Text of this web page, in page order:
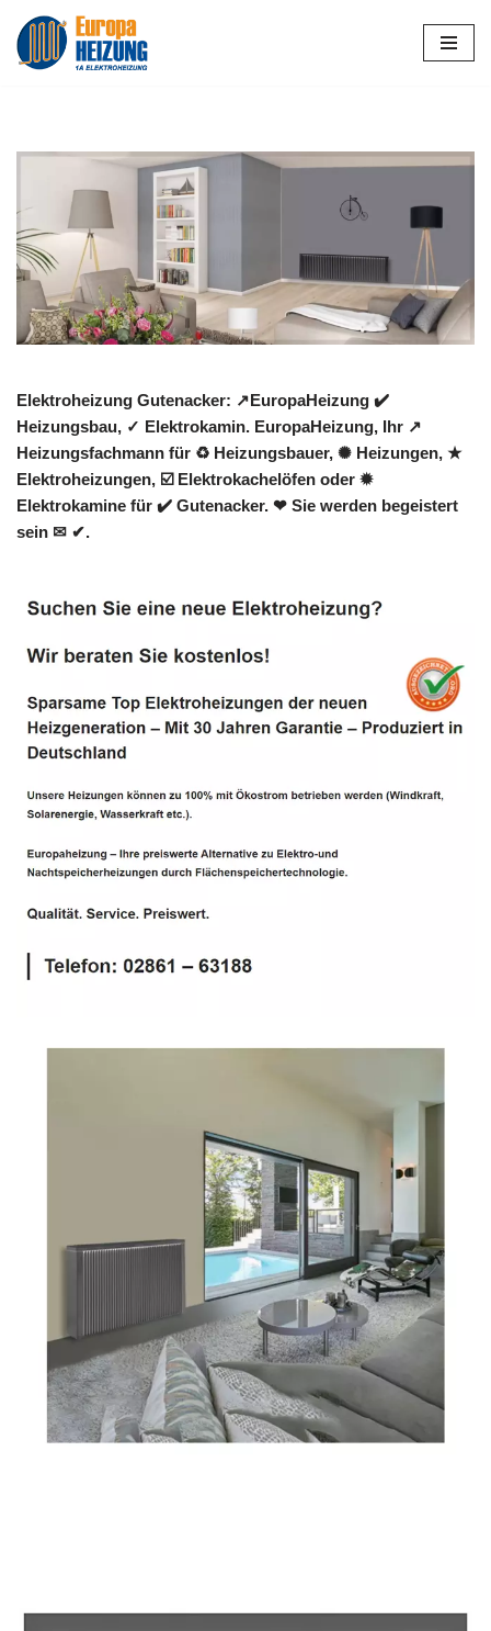
Zum
Elektroheizung Gutenacker: ↗️EuropaHeizung ✔️
Heizungsbau, ✓ Elektrokamin. EuropaHeizung, Ihr ↗️
Heizungsfachmann für ♻ Heizungsbauer, ✺ Heizungen, ★
Elektroheizungen, ☑️ Elektrokachelöfen oder ✹
Elektrokamine für ✔️ Gutenacker. ❤ Sie werden begeistert
sein ✉ ✔.